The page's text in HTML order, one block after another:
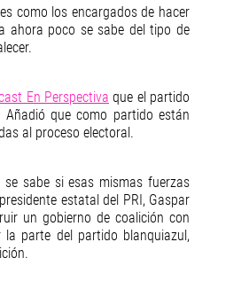
como los encargados de hacer
ahora poco se sabe del tipo de
En Perspectiva que el partido
que como partido están
al proceso electoral.
sabe si esas mismas fuerzas
estatal del PRI, Gaspar
un gobierno de coalición con
parte del partido blanquiazul,